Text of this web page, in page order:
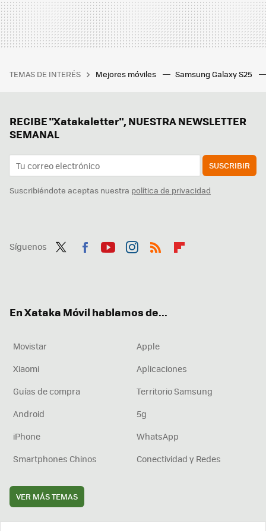
TEMAS DE INTERÉS Mejores móviles Samsung Galaxy S25
RECIBE "Xatakaletter", NUESTRA NEWSLETTER
SEMANAL
SUSCRIBIR
Suscribiéndote aceptas nuestra política de privacidad
Síguenos
En Xataka Móvil hablamos de...
Movistar
Apple
Xiaomi
Aplicaciones
Guías de compra
Territorio Samsung
Android
5g
iPhone
WhatsApp
Smartphones Chinos
Conectividad y Redes
VER MÁS TEMAS